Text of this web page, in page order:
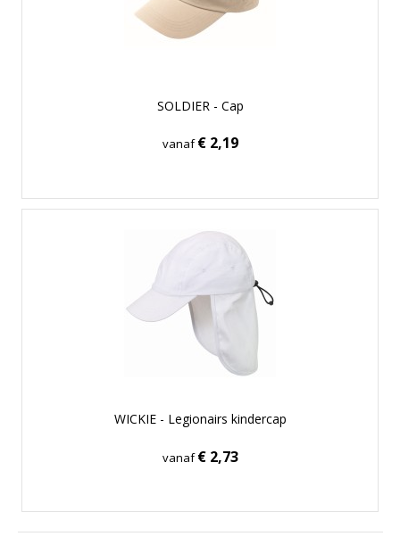
SOLDIER - Cap
vanaf€ 2,19
WICKIE - Legionairs kindercap
vanaf€ 2,73